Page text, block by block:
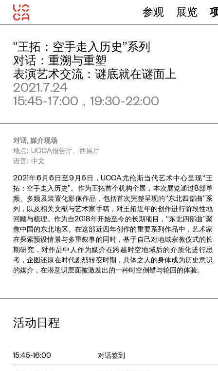
参观 展览
“王拓：空手走入历史”系列
对话：重溯与重塑
表演艺术交流：谜底就在谜面上
2021.7.24
15:45-17:00，19:30-22:00
对话, 媒介现场
地点: UCCA报告厅、西展厅
语言: 中文
2021年6月6日至9月5日，UCCA尤伦斯当代艺术中心呈现“王
拓：空手走入历史”。作为王拓首个机构个展，本次展览通过8部单
频、多频及装置化影像作品，包括首次完整呈现的“东北四部曲”系
列，以及相关文献与艺术家手稿，对王拓近年的创作进行阶段性地
回顾与梳理。作为自2018年开始至今的长期项目，“东北四部曲”聚
焦中国的东北地区。在这部近四年创作的重要系列作品中，艺术家
在探索预设情景与多重叙事的同时，基于自己对地域宗教仪式的长
期研究，对作品中人作为媒介在跨越时空地域后的介质化进行思
考，企图还原在时代剧烈转变时期，具体之人的身体成为历史意识
的媒介，在潜意识层面被激发出的一种时空倒错与轮回的体验。
活动日程
15:45-16:00 对话签到